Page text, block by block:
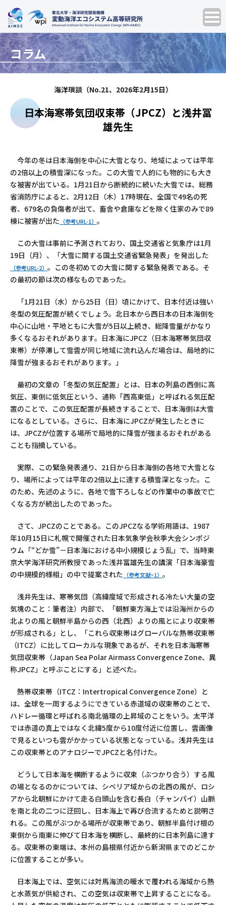
コラム
海洋瑣談（No.21、2026年2月15日）
日本海寒帯気団収束帯（JPCZ）と浅井冨
雄先生
今年の冬は日本海側を中心に大雪となり、地域によっては平年
の2倍以上の積雪深になった。この大雪で人的にも物的にも大き
な被害が出ている。1月21日から断続的に続いた大雪では、総務
省消防庁によると、2月12日（木）17時現在、全国で49名の死
者、679名の負傷者が出て、畜舎や倉庫などを除く住家のみで89
棟に被害が出た （参考URL-1） 。
この大雪は事前に予測されており、国土交通省と気象庁は1月
19日（月）、「大雪に関する国土交通省緊急発表」を発出した
（参考URL-2） 。この冬初めての大雪に関する緊急発表である。そ
の最初の節は次の様なものであった。
「1月21日（水）から25日（日）頃にかけて、日本付近は強い
冬型の気圧配置が続くでしょう。北日本から西日本の日本海側を
中心に山地・平地ともに大雪が5日以上続き、総降雪量がかなり
多くなるおそれがあります。日本海にJPCZ（日本海寒帯気団収
束帯）が停滞して雪雲が同じ地域に流れ込んだ場合は、局地的に
降雪が強まるおそれがあります。」
最初の文章の「冬型の気圧配置」とは、日本の列島の西側に高
気圧、東側に低気圧という、通称「西高東低」と呼ばれる気圧配
置のことで、この気圧配置が長続きすることで、日本海側は大雪
になるとしている。さらに、日本海にJPCZが発生したときに
は、JPCZが位置する場所で局地的に降雪が強まるおそれがある
ことも指摘している。
実際、この緊急発表通り、21日から日本海側の各地で大雪とな
り、場所によっては平年の2倍以上に達する積雪深となった。こ
のため、先述のように、各地で雪下ろしなどの作業中の事故で亡
くなる方が続出したのであった。
さて、JPCZのことである。このJPCZなる学術用語は、1987
年10月15日に札幌で開催された日本気象学会秋季大会シンポジ
ウム「“どか雪”－日本海における中小規模じょう乱」で、当時東
京大学海洋研究所教授であった浅井冨雄先生の講演「日本海豪雪
の中規模的様相」の中で提案された （参考文献ｰ1） 。
浅井先生は、寒帯気団（高緯度域で形成される冷たい大量の空
気塊のこと：筆者注）内部で、「朝鮮東方海上では沿海州からの
北よりの風と朝鮮半島からの西（北西）よりの風とにより収束帯
が形成される」とし、「これら収束帯はグローバルな熱帯収束帯
（ITCZ）に比してローカルな現象であるが、それを日本海寒帯
気団収束帯（Japan Sea Polar Airmass Convergence Zone、異
称JPCZ」と呼ぶことにする」と述べた。
熱帯収束帯（ITCZ：Intertropical Convergence Zone）と
は、全球を一周するようにできている赤道域の収束帯のことで、
ハドレー循環と呼ばれる南北循環の上昇域のことをいう。太平洋
では赤道の真上ではなく北緯5度から10度付近に位置し、雲画像
で見るといつも雲がかかっている状態となっている。浅井先生は
この収束帯とのアナロジーでJPCZと名付けた。
どうして日本海を横断するように収束（ぶつかり合う）する風
の場となるのかについては、シベリア域からの北西の風が、ロシ
アから北朝鮮にかけて走る白頭山を含む長白（チャンパイ）山脈
を南と北の二つに迂回し、日本海上で再び合流するためと説明さ
れる。この風がぶつかる場所が収束帯であり、朝鮮半島付け根の
東側から南東に伸びて日本海を横断し、最終的に日本列島に達す
る。収束帯の東端は、本州の島根県付近から新潟県までのどこか
に位置することが多い。
日本海上では、空気には対馬海流の暖水で覆われる海域から熱
と水蒸気が供給され、この空気は収束帯で上昇することになる。